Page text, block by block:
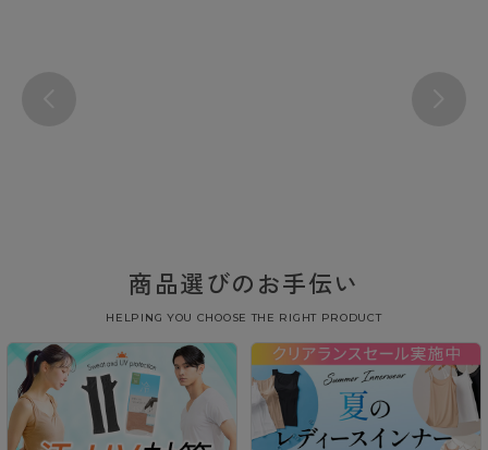
商品選びのお手伝い
HELPING YOU CHOOSE THE RIGHT PRODUCT